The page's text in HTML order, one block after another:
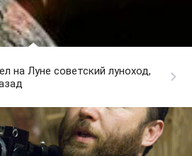
на Луне советский луноход,